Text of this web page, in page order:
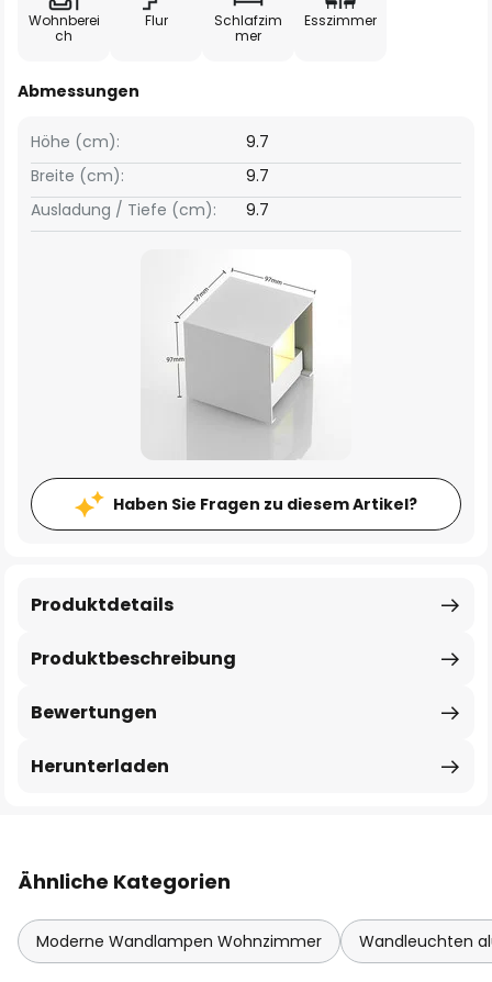
Wohnberei
ch
Flur
Schlafzim
mer
Esszimmer
Abmessungen
Breite (cm): 9.7
Höhe (cm): 9.7
Ausladung / Tiefe (cm): 9.7
Haben Sie Fragen zu diesem Artikel?
Produktbeschreibung
Produktdetails
Bewertungen
Herunterladen
Ähnliche Kategorien
Moderne Wandlampen Wohnzimmer Wandleuchten